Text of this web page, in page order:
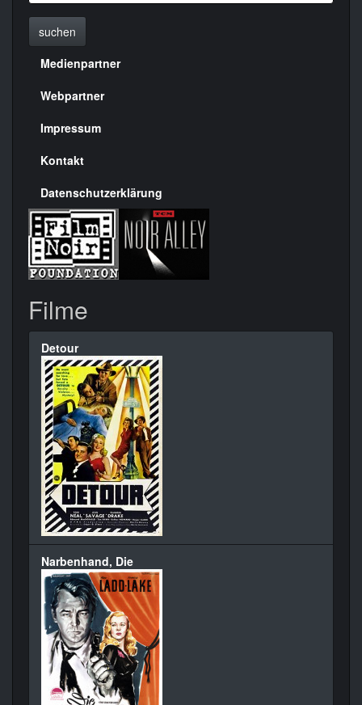
suchen
Menülinks
rechte
Seite
Medienpartner
Webpartner
Impressum
Kontakt
Datenschutzerklärung
Filme
Detour
Narbenhand, Die